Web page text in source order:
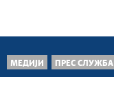
МЕДИЈИ ПРЕС СЛУЖБА